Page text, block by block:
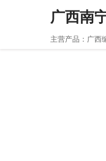
广西南
主营产品：广西